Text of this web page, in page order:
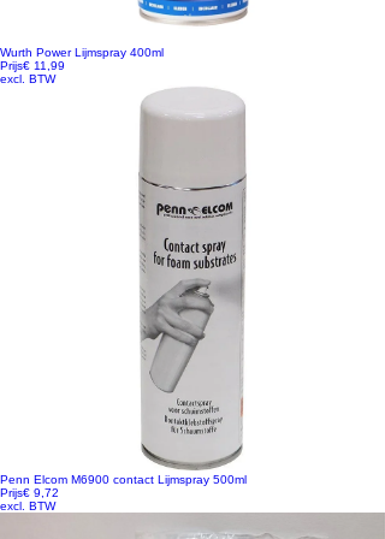
Wurth Power Lijmspray 400ml
Prijs€ 11,99
excl. BTW
Penn Elcom M6900 contact Lijmspray 500ml
Prijs€ 9,72
excl. BTW